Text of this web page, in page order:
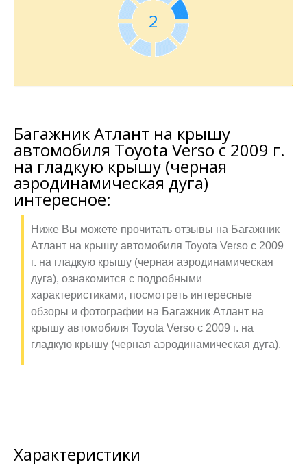
2
Багажник Атлант на крышу
автомобиля Toyota Verso с 2009 г.
на гладкую крышу (черная
аэродинамическая дуга)
интересное:
Ниже Вы можете прочитать отзывы на Багажник
Атлант на крышу автомобиля Toyota Verso с 2009
г. на гладкую крышу (черная аэродинамическая
дуга), ознакомится с подробными
характеристиками, посмотреть интересные
обзоры и фотографии на Багажник Атлант на
крышу автомобиля Toyota Verso с 2009 г. на
гладкую крышу (черная аэродинамическая дуга).
Характеристики